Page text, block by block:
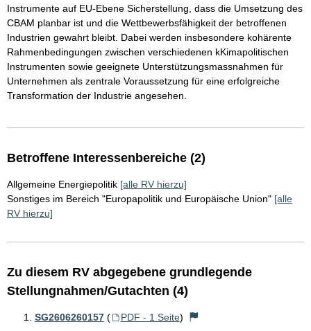
Instrumente auf EU-Ebene Sicherstellung, dass die Umsetzung des
CBAM planbar ist und die Wettbewerbsfähigkeit der betroffenen
Industrien gewahrt bleibt. Dabei werden insbesondere kohärente
Rahmenbedingungen zwischen verschiedenen kKimapolitischen
Instrumenten sowie geeignete Unterstützungsmassnahmen für
Unternehmen als zentrale Voraussetzung für eine erfolgreiche
Transformation der Industrie angesehen.
Betroffene Interessenbereiche (2)
Allgemeine Energiepolitik [alle RV hierzu]
Sonstiges im Bereich "Europapolitik und Europäische Union" [alle
RV hierzu]
Zu diesem RV abgegebene grundlegende
Stellungnahmen/Gutachten (4)
SG2606260157 ( PDF - 1 Seite)